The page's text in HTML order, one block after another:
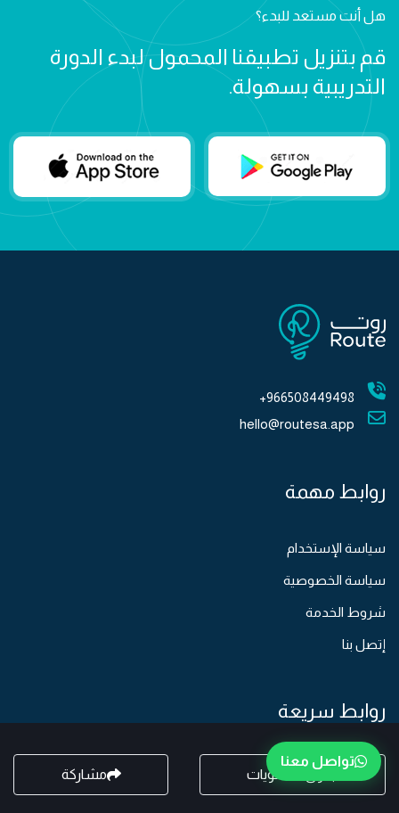
جدول المحتويات مشاركة
هل أنت مستعد للبدء؟
قم بتنزيل تطبيقنا المحمول لبدء الدورة
التدريبية بسهولة.
966508449498+
hello@routesa.app
روابط مهمة
سياسة الإستخدام
سياسة الخصوصية
شروط الخدمة
إتصل بنا
روابط سريعة
الدورات التدريبية
الأسئلة الشائعة
تواصل معنا